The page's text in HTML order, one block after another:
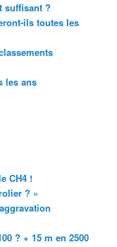
suffisant ?
ils toutes les
les ans
CH4 !
? »
? + 15 m en 2500